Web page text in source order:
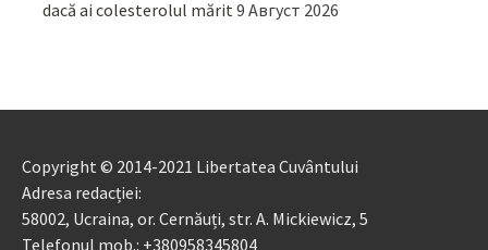
dacă ai colesterolul mărit 9 Август 2026
Copyright © 2014-2021 Libertatea Cuvântului
Adresa redacției:
58002, Ucraina, or. Cernăuți, str. A. Mickiewicz, 5
Telefonul mob.: +380958345804